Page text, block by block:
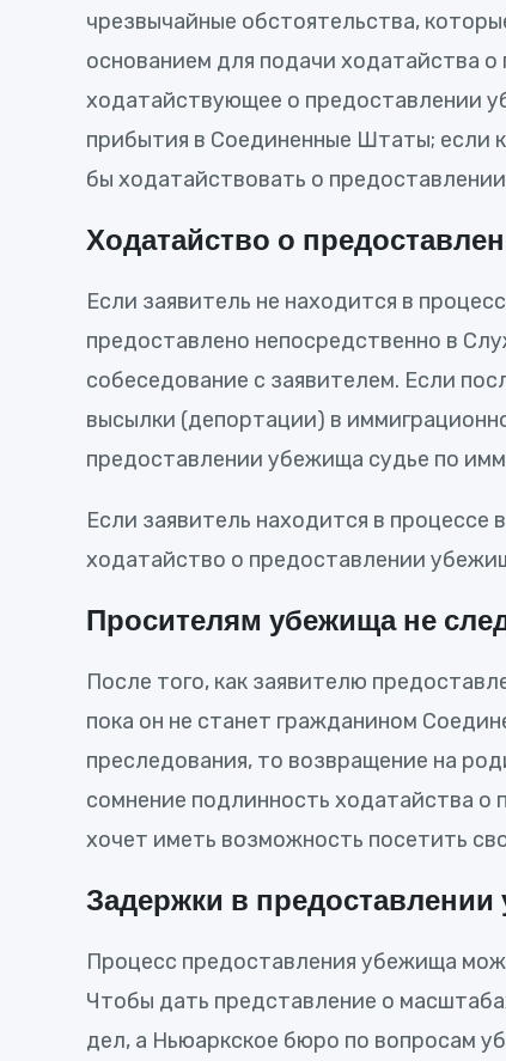
чрезвычайные обстоятельства,
основанием для подачи ходатайства
ходатайствующее о предоставлении
прибытия в Соединенные Штаты; если
бы ходатайствовать о
Ходатайство о
Если заявитель не находится в
предоставлено непосредственно в
собеседование с заявителем. Если
высылки (депортации) в
предоставлении убежища судье по
Если заявитель находится в
ходатайство о предоставлении
Просителям убежища не
После того, как заявителю
пока он не станет гражданином
преследования, то возвращение на
сомнение подлинность ходатайства
хочет иметь возможность посетить
Задержки в
Процесс предоставления убежища
Чтобы дать представление о
дел, а Ньюаркское бюро по вопросам